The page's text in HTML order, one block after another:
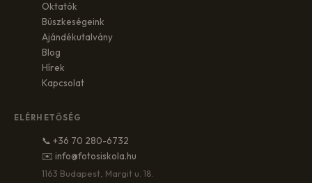
Oktatók
Büszkeségeink
Ajándékutalvány
Blog
Hírek
Kapcsolat
ELÉRHETŐSÉG
📞 +36 70 280-6732
✉️ info@fotosiskola.hu
1163 Budapest, Margit u. 18.